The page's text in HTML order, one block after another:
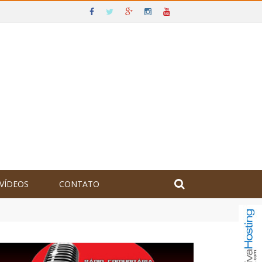
VÍDEOS CONTATO